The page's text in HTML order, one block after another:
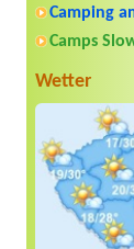
Camping
Camps
Wetter